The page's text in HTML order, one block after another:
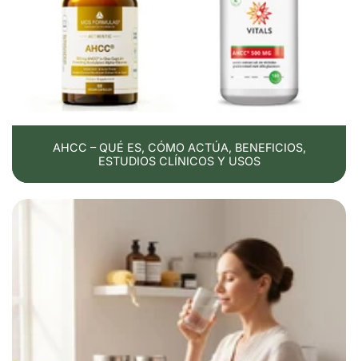
AHCC – QUÉ ES, CÓMO ACTÚA, BENEFICIOS,
ESTUDIOS CLÍNICOS Y USOS